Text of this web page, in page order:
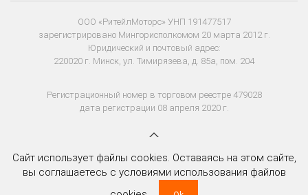
ООО «РитейлМоторс» УНП 191477517
зарегистрировано Мингорисполкомом 20 марта 2012 г.
Юридический и почтовый адрес:
220020 г. Минск, ул. Тимирязева, д. 85а, пом. 204
Регистрационный номер в торговом реестре 479028
дата регистрации 08 апреля 2020 г.
Сайт использует файлы cookies. Оставаясь на этом сайте,
вы соглашаетесь с условиями использования файлов